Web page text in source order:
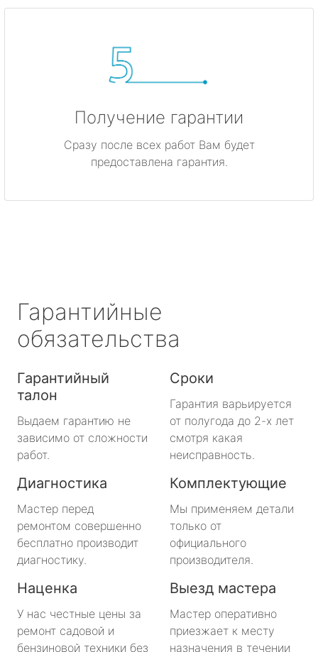
Получение гарантии
Сразу после всех работ Вам будет
предоставлена гарантия.
Гарантийные
обязательства
Гарантийный
талон
Выдаем гарантию не
зависимо от сложности
работ.
Сроки
Гарантия варьируется
от полугода до 2-х лет
смотря какая
неисправность.
Диагностика
Мастер перед
ремонтом совершенно
бесплатно производит
диагностику.
Комплектующие
Мы применяем детали
только от
официального
производителя.
Наценка
У нас честные цены за
ремонт садовой и
бензиновой техники без
Выезд мастера
Мастер оперативно
приезжает к месту
назначения в течении